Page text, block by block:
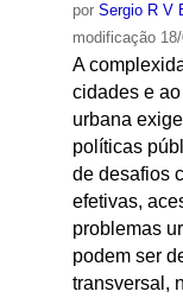
por Sergio R V
modificação18/
A
cidades e
urbana
políticas
de desafios
efetivas,
problemas
podem ser
transversal,